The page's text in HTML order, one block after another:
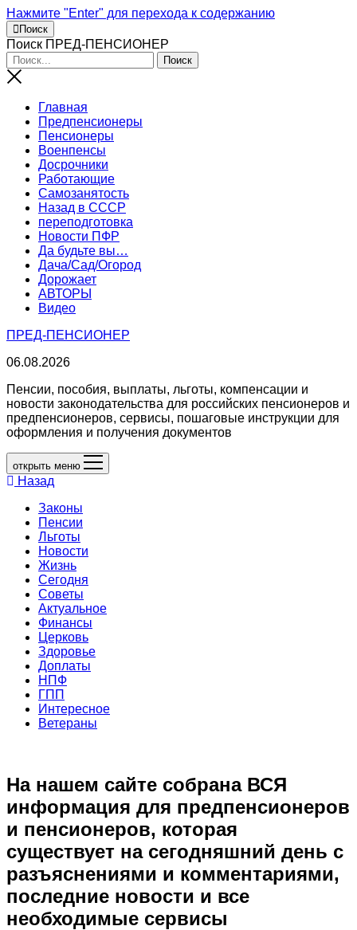
Нажмите "Enter" для перехода к содержанию
Поиск
Поиск ПРЕД-ПЕНСИОНЕР
Главная
Предпенсионеры
Пенсионеры
Военпенсы
Досрочники
Работающие
Самозанятость
Назад в СССР
переподготовка
Новости ПФР
Да будьте вы…
Дача/Сад/Огород
Дорожает
АВТОРЫ
Видео
ПРЕД-ПЕНСИОНЕР
06.08.2026
Пенсии, пособия, выплаты, льготы, компенсации и
новости законодательства для российских пенсионеров и
предпенсионеров, сервисы, пошаговые инструкции для
оформления и получения документов
открыть меню
Назад
Законы
Пенсии
Льготы
Новости
Жизнь
Сегодня
Советы
Актуальное
Финансы
Церковь
Здоровье
Доплаты
НПФ
ГПП
Интересное
Ветераны
На нашем сайте собрана ВСЯ
информация для предпенсионеров
и пенсионеров, которая
существует на сегодняшний день с
разъяснениями и комментариями,
последние новости и все
необходимые сервисы